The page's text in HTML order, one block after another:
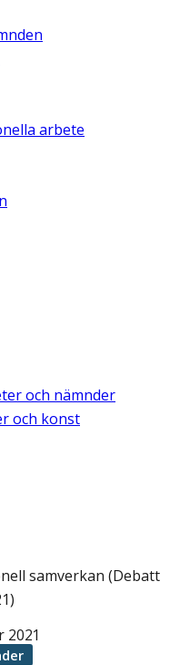
arbete
och nämnder
och konst
samverkan (Debatt
2021